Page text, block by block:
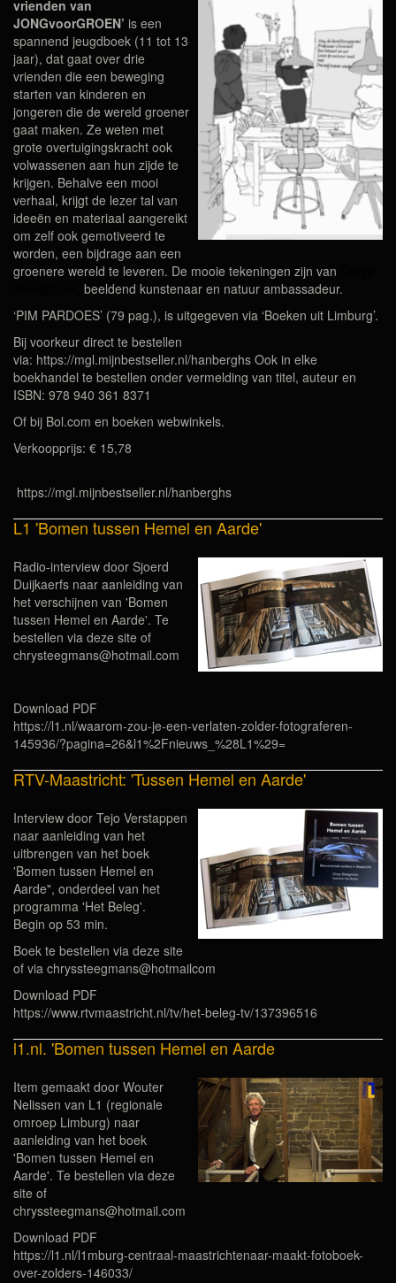
vrienden van
JONGvoorGROEN’ is een
spannend jeugdboek (11 tot 13
jaar), dat gaat over drie
vrienden die een beweging
starten van kinderen en
jongeren die de wereld groener
gaat maken. Ze weten met
grote overtuigingskracht ook
volwassenen aan hun zijde te
krijgen. Behalve een mooi
verhaal, krijgt de lezer tal van
ideeën en materiaal aangereikt
om zelf ook gemotiveerd te
worden, een bijdrage aan een
groenere wereld te leveren. De mooie tekeningen zijn van
beeldend kunstenaar en natuur ambassadeur.
‘PIM PARDOES’ (79 pag.), is uitgegeven via ‘Boeken uit Limburg’.
Bij voorkeur direct te bestellen
via: https://mgl.mijnbestseller.nl/hanberghs Ook in elke
boekhandel te bestellen onder vermelding van titel, auteur en
ISBN: 978 940 361 8371
Of bij Bol.com en boeken webwinkels.
Verkoopprijs: € 15,78
https://mgl.mijnbestseller.nl/hanberghs
L1 'Bomen tussen Hemel en Aarde'
Radio-interview door Sjoerd
Duijkaerfs naar aanleiding van
het verschijnen van 'Bomen
tussen Hemel en Aarde'. Te
bestellen via deze site of
chrysteegmans@hotmail.com
Download PDF
https://l1.nl/waarom-zou-je-een-verlaten-zolder-fotograferen-
145936/?pagina=26&l1%2Fnieuws_%28L1%29=
RTV-Maastricht: 'Tussen Hemel en Aarde'
Interview door Tejo Verstappen
naar aanleiding van het
uitbrengen van het boek
'Bomen tussen Hemel en
Aarde", onderdeel van het
programma 'Het Beleg'.
Begin op 53 min.
Boek te bestellen via deze site
of via chryssteegmans@hotmailcom
Download PDF
https://www.rtvmaastricht.nl/tv/het-beleg-tv/137396516
l1.nl. 'Bomen tussen Hemel en Aarde
Item gemaakt door Wouter
Nelissen van L1 (regionale
omroep Limburg) naar
aanleiding van het boek
'Bomen tussen Hemel en
Aarde'. Te bestellen via deze
site of
chryssteegmans@hotmail.com
Download PDF
https://l1.nl/l1mburg-centraal-maastrichtenaar-maakt-fotoboek-
over-zolders-146033/